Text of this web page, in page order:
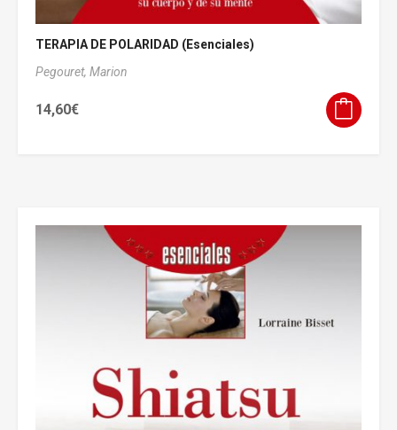
TERAPIA DE POLARIDAD (Esenciales)
Pegouret, Marion
14,60€